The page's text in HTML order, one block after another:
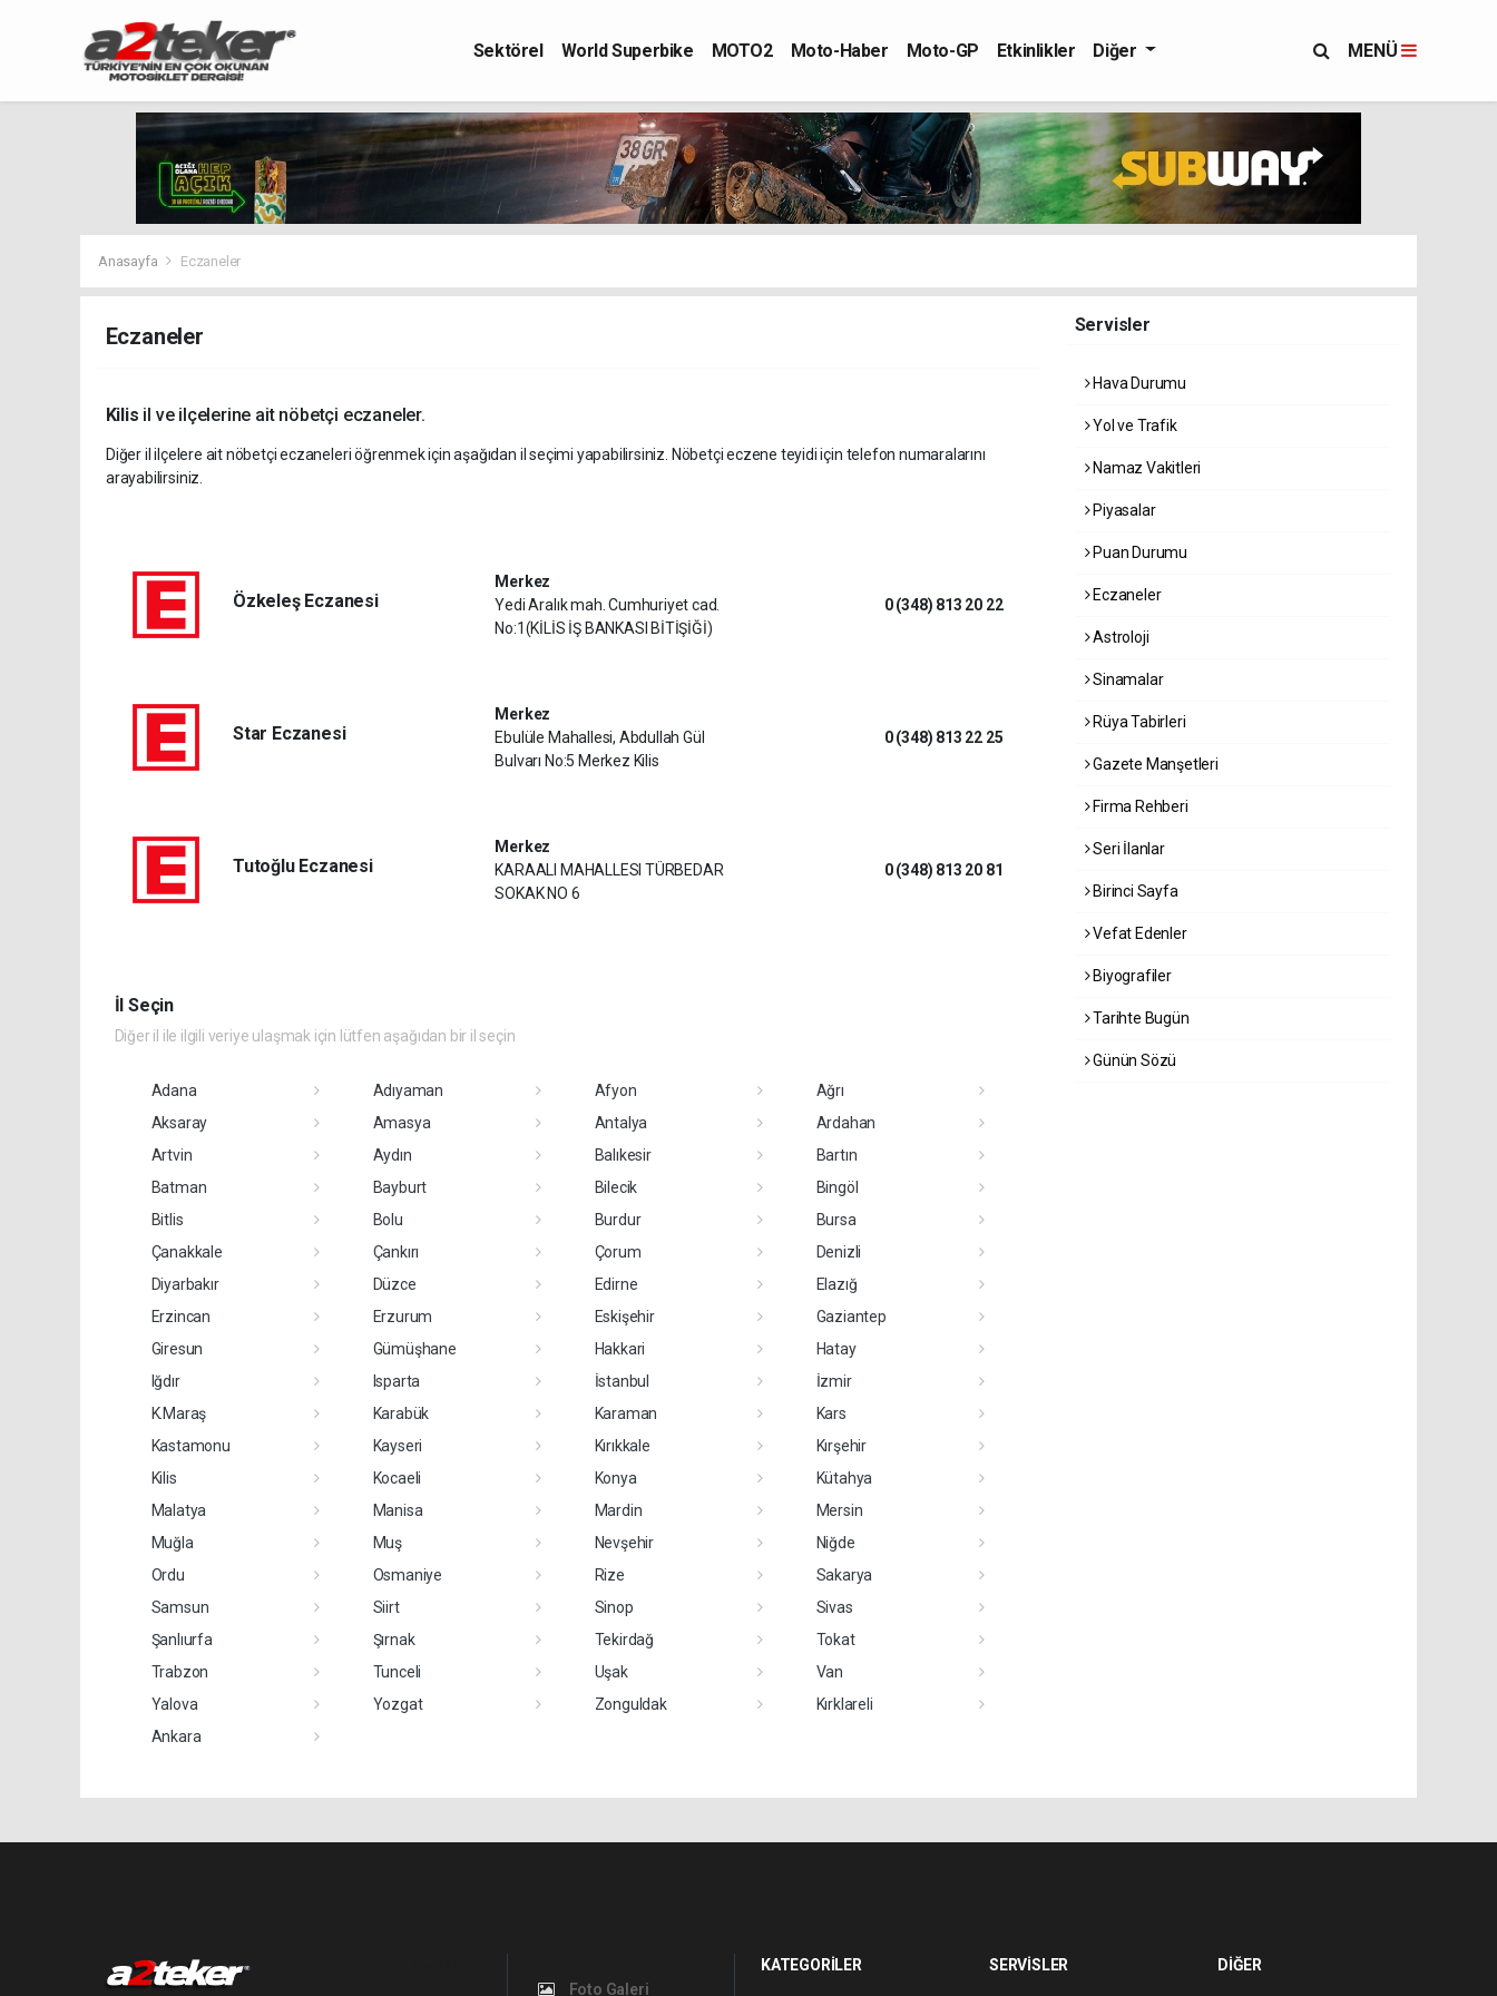
Sektörel World Superbike MOTO2 Moto-Haber Moto-GP Etkinlikler Diğer MENÜ
Anasayfa Eczaneler
Eczaneler
Kilis il ve ilçelerine ait nöbetçi eczaneler.
Diğer il ilçelere ait nöbetçi eczaneleri öğrenmek için aşağıdan il seçimi yapabilirsiniz. Nöbetçi eczene teyidi için telefon numaralarını
arayabilirsiniz.
Özkeleş Eczanesi
Merkez
Yedi Aralık mah. Cumhuriyet cad.
No:1(KİLİS İŞ BANKASI BİTİŞİĞİ)
0 (348) 813 20 22
Star Eczanesi
Merkez
Ebulüle Mahallesi, Abdullah Gül
Bulvarı No:5 Merkez Kilis
0 (348) 813 22 25
Tutoğlu Eczanesi
Merkez
KARAALI MAHALLESI TÜRBEDAR
SOKAK NO 6
0 (348) 813 20 81
İl Seçin
Diğer il ile ilgili veriye ulaşmak için lütfen aşağıdan bir il seçin
Adana Adıyaman Afyon
Ağrı
Aksaray
Amasya Antalya
Ardahan
Artvin
Aydın Balıkesir
Bartın
Batman
Bayburt Bilecik
Bingöl
Bitlis
Bolu Burdur
Bursa
Çanakkale
Çankırı Çorum
Denizli
Diyarbakır
Düzce Edirne
Elazığ
Erzincan
Erzurum Eskişehir
Gaziantep
Giresun
Gümüşhane Hakkari
Hatay
Iğdır
Isparta İstanbul
İzmir
K.Maraş
Karabük Karaman
Kars
Kastamonu
Kayseri Kırıkkale
Kırşehir
Kilis
Kocaeli Konya
Kütahya
Malatya
Manisa Mardin
Mersin
Muğla
Muş Nevşehir
Niğde
Ordu
Osmaniye Rize
Sakarya
Samsun
Siirt Sinop
Sivas
Şanlıurfa
Şırnak Tekirdağ
Tokat
Trabzon
Tunceli Uşak
Van
Yalova
Yozgat Zonguldak
Kırklareli
Ankara
Servisler
Hava Durumu
Yol ve Trafik
Namaz Vakitleri
Piyasalar
Puan Durumu
Eczaneler
Astroloji
Sinamalar
Rüya Tabirleri
Gazete Manşetleri
Firma Rehberi
Seri İlanlar
Birinci Sayfa
Vefat Edenler
Biyografiler
Tarihte Bugün
Günün Sözü
Foto Galeri
KATEGORİLER SERVİSLER DİĞER